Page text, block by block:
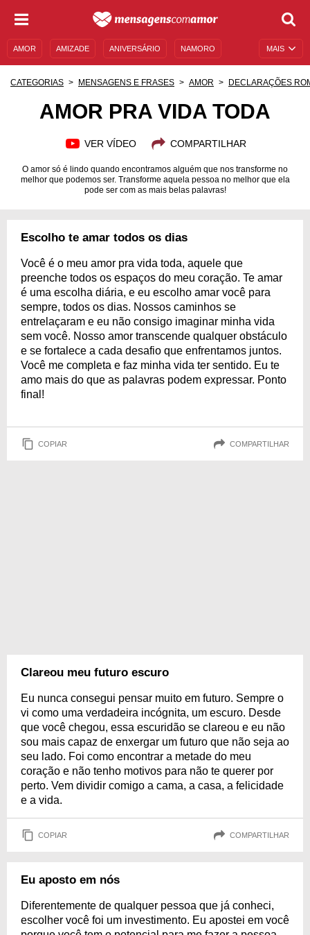
MAIS
AMOR AMIZADE ANIVERSÁRIO NAMORO
CATEGORIAS MENSAGENS E FRASES AMOR DECLARAÇÕES
AMOR PRA VIDA TODA
VER VÍDEO COMPARTILHAR
O amor só é lindo quando encontramos alguém que nos transforme no
melhor que podemos ser. Transforme aquela pessoa no melhor que ela
pode ser com as mais belas palavras!
Escolho te amar todos os dias
Você é o meu amor pra vida toda, aquele que
preenche todos os espaços do meu coração. Te amar
é uma escolha diária, e eu escolho amar você para
sempre, todos os dias. Nossos caminhos se
entrelaçaram e eu não consigo imaginar minha vida
sem você. Nosso amor transcende qualquer obstáculo
e se fortalece a cada desafio que enfrentamos juntos.
Você me completa e faz minha vida ter sentido. Eu te
amo mais do que as palavras podem expressar. Ponto
final!
COPIAR COMPARTILHAR
Clareou meu futuro escuro
Eu nunca consegui pensar muito em futuro. Sempre o
vi como uma verdadeira incógnita, um escuro. Desde
que você chegou, essa escuridão se clareou e eu não
sou mais capaz de enxergar um futuro que não seja ao
seu lado. Foi como encontrar a metade do meu
coração e não tenho motivos para não te querer por
perto. Vem dividir comigo a cama, a casa, a felicidade
e a vida.
COPIAR COMPARTILHAR
Eu aposto em nós
Diferentemente de qualquer pessoa que já conheci,
escolher você foi um investimento. Eu apostei em você